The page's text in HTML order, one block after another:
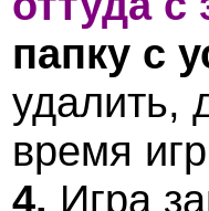
папку с
удалить,
время
4. Игра